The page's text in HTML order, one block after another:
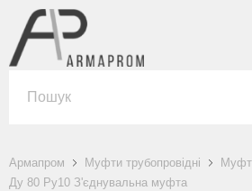
Армапром Муфти трубопровідні
Ду 80 Ру10 З'єднувальна муфта